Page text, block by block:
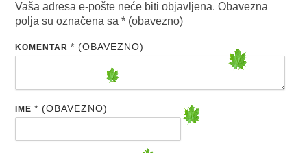
Vaša adresa e-pošte neće biti objavljena. Obavezna
polja su označena sa* (obavezno)
KOMENTAR* (OBAVEZNO)
IME* (OBAVEZNO)